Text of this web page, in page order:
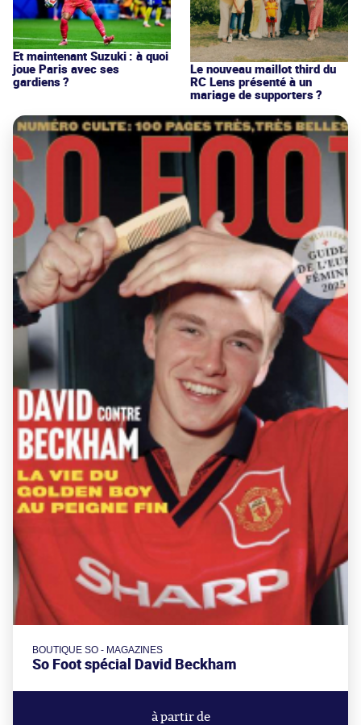
Et maintenant Suzuki : à quoi
joue Paris avec ses
gardiens ?
Le nouveau maillot third du
RC Lens présenté à un
mariage de supporters ?
BOUTIQUE SO - MAGAZINES
So Foot spécial David Beckham
à partir de